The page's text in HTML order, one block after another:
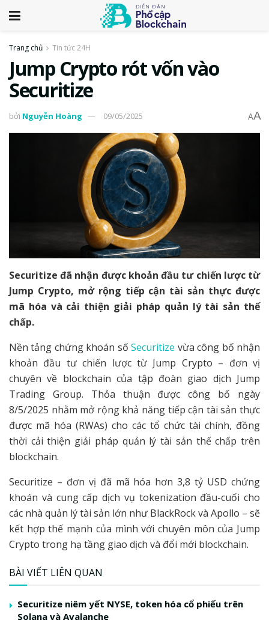
Trang chủ Tin tức 24H
Jump Crypto rót vốn vào
Securitize
bởi Nguyễn Hoàng 09/05/2025 AA
Securitize đã nhận được khoản đầu tư chiến lược từ
Jump Crypto, mở rộng tiếp cận tài sản thực được
mã hóa và cải thiện giải pháp quản lý tài sản thế
chấp.
Nền tảng chứng khoán sốSecuritize vừa công bố nhận
khoản đầu tư chiến lược từ Jump Crypto – đơn vị
chuyên về blockchain của tập đoàn giao dịch Jump
Trading Group. Thỏa thuận được công bố ngày
8/5/2025 nhằm mở rộng khả năng tiếp cận tài sản thực
được mã hóa (RWAs) cho các tổ chức tài chính, đồng
thời cải thiện giải pháp quản lý tài sản thế chấp trên
blockchain.
Securitize – đơn vị đã mã hóa hơn 3,8 tỷ USD chứng
khoán và cung cấp dịch vụ tokenization đầu-cuối cho
các nhà quản lý tài sản lớn như BlackRock và Apollo – sẽ
kết hợp thế mạnh của mình với chuyên môn của Jump
Crypto trong hạ tầng giao dịch và đổi mới blockchain.
BÀI VIẾT LIÊN QUAN
Securitize niêm yết NYSE, token hóa cổ phiếu trên
Solana và Avalanche